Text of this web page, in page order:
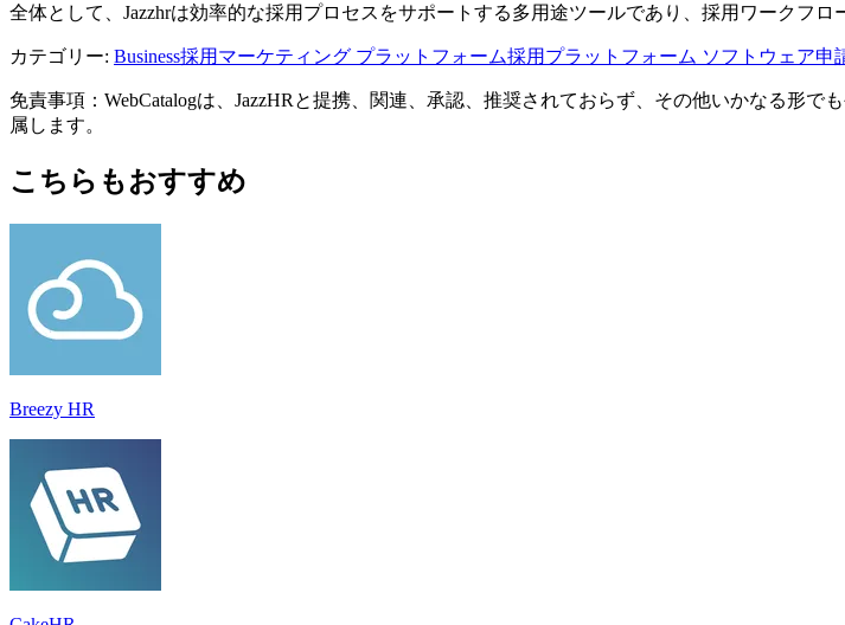
全体として、Jazzhrは効率的な採用プロセスをサポートする多用途ツールであり、採用ワークフ
カテゴリー: Business採用マーケティング プラットフォーム採用プラットフォーム ソフトウェア申
免責事項：WebCatalogは、JazzHRと提携、関連、承認、推奨されておらず、その他いかなる形
属します。
こちらもおすすめ
Breezy HR